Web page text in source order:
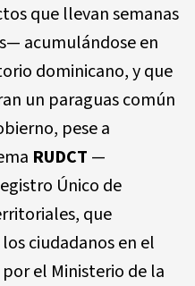
que llevan semanas
acumulándose en
dominicano, y que
un paraguas común
pese a
RUDCT —
Único de
que
ciudadanos en el
el Ministerio de la